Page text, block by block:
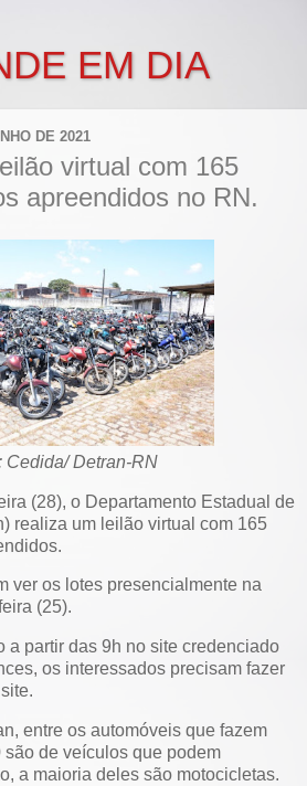
EM DIA
DE 2021
virtual com 165
apreendidos no RN.
Cedida/ Detran-RN
(28), o Departamento Estadual de
realiza um leilão virtual com 165
ver os lotes presencialmente na
(25).
a partir das 9h no site credenciado
os interessados precisam fazer
entre os automóveis que fazem
são de veículos que podem
a maioria deles são motocicletas.